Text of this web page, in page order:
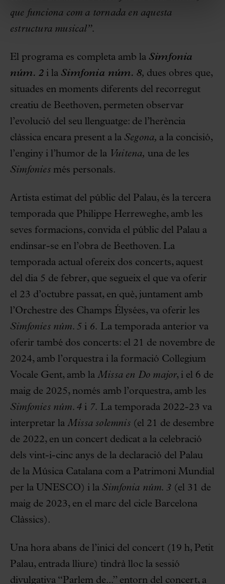
que funciona com a tornada en aquesta
estructura musical”.
El programa es completa amb la Simfonia
núm. 2 i la Simfonia núm. 8, dues obres que,
situades en moments diferents del recorregut
creatiu de Beethoven, permeten observar
l’evolució del seu llenguatge: de l’herència
clàssica encara present a la Segona, a la concisió,
l’enginy i l’humor de la Vuitena, una de les
Simfoniesmés personals.
Artista estimat del públic del Palau, és la tercera
temporada que Philippe Herreweghe, amb les
seves formacions, convida el públic del Palau a
endinsar-se en l’obra de Beethoven. La
temporada actual ofereix dos concerts, aquest
del dia 5 de febrer, que segueix el que va oferir
el 23 d’octubre passat, en què, juntament amb
l’Orchestre des Champs Élysées, va oferir les
Simfonies núm. 5 i 6. La temporada anterior va
oferir també dos concerts: el 21 de novembre de
2024, amb l’orquestra i la formació Collegium
Vocale Gent, amb la Missa en Do major, i el 6 de
maig de 2025, només amb l’orquestra, amb les
Simfonies núm. 4 i 7. La temporada 2022-23 va
interpretar la Missa solemnis(el 21 de desembre
de 2022, en un concert dedicat a la celebració
dels vint-i-cinc anys de la declaració del Palau
de la Música Catalana com a Patrimoni Mundial
per la UNESCO) i la Simfonia núm. 3 (el 31 de
maig de 2023, en el marc del cicle Barcelona
Clàssics).
Una hora abans de l’inici del concert (19 h, Petit
Palau, entrada lliure) tindrà lloc la sessió
divulgativa “Parlem de...” entorn del concert, a